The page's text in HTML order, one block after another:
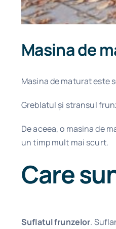
Masina de
Masina de maturat este
Greblatul și stransul
De aceea, o masina de
un timp mult mai scurt.
Care
Suflatul frunzelor.